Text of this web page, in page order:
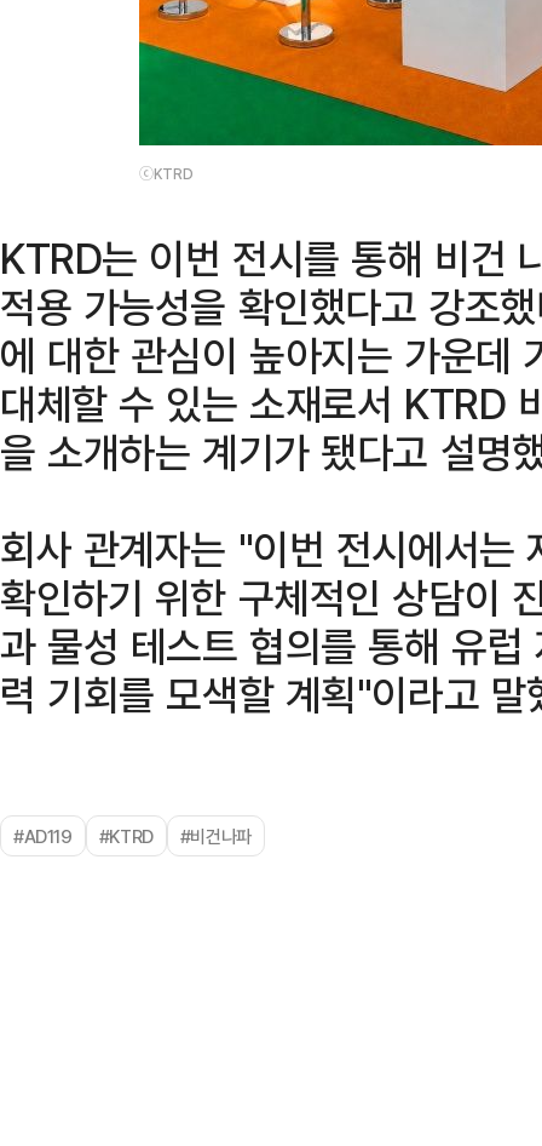
ⓒKTRD
KTRD는 이번 전시를 통해 비건
적용 가능성을 확인했다고 강조
에 대한 관심이 높아지는 가운데
대체할 수 있는 소재로서 KTRD
을 소개하는 계기가 됐다고 설명
회사 관계자는 "이번 전시에서는
확인하기 위한 구체적인 상담이
과 물성 테스트 협의를 통해 유
력 기회를 모색할 계획"이라고 말
#AD119 #KTRD #비건나파